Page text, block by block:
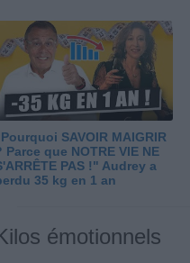
SAVOIR MAIGRIR
Parce que NOTRE VIE NE
PAS !" Audrey a
35 kg en 1 an
émotionnels